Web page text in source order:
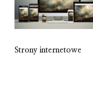
Strony internetowe